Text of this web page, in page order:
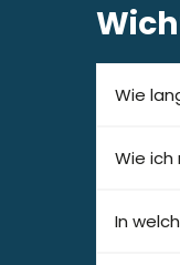
Wie
Wie ich
In